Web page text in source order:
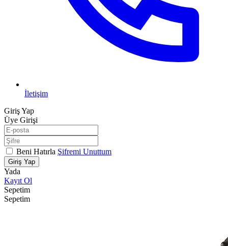
İletişim
Giriş Yap
Üye Girişi
Beni Hatırla Şifremi Unuttum
Giriş Yap
Yada
Kayıt Ol
Sepetim
Sepetim